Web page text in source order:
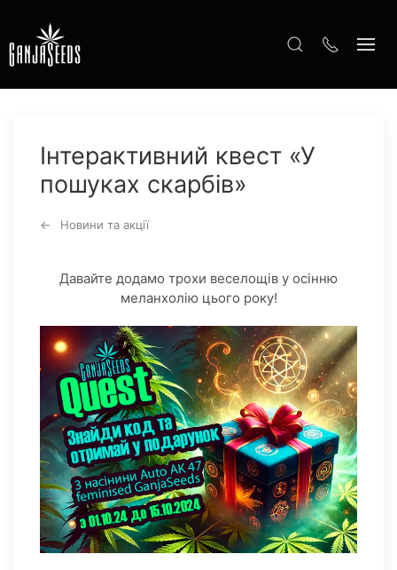
Інтерактивний квест «У
пошуках скарбів»
Новини та акції
Давайте додамо трохи веселощів у осінню
меланхолію цього року!